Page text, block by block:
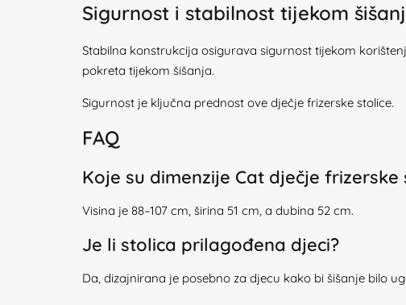
Sigurnost i stabilnost tijekom
Stabilna konstrukcija osigurava sigurnost tijekom
pokreta tijekom šišanja.
Sigurnost je ključna prednost ove dječje frizerske stolice.
FAQ
Koje su dimenzije Cat dječje frizerske
Visina je 88–107 cm, širina 51 cm, a dubina 52 cm.
Je li stolica prilagođena djeci?
Da, dizajnirana je posebno za djecu kako bi šišanje bilo